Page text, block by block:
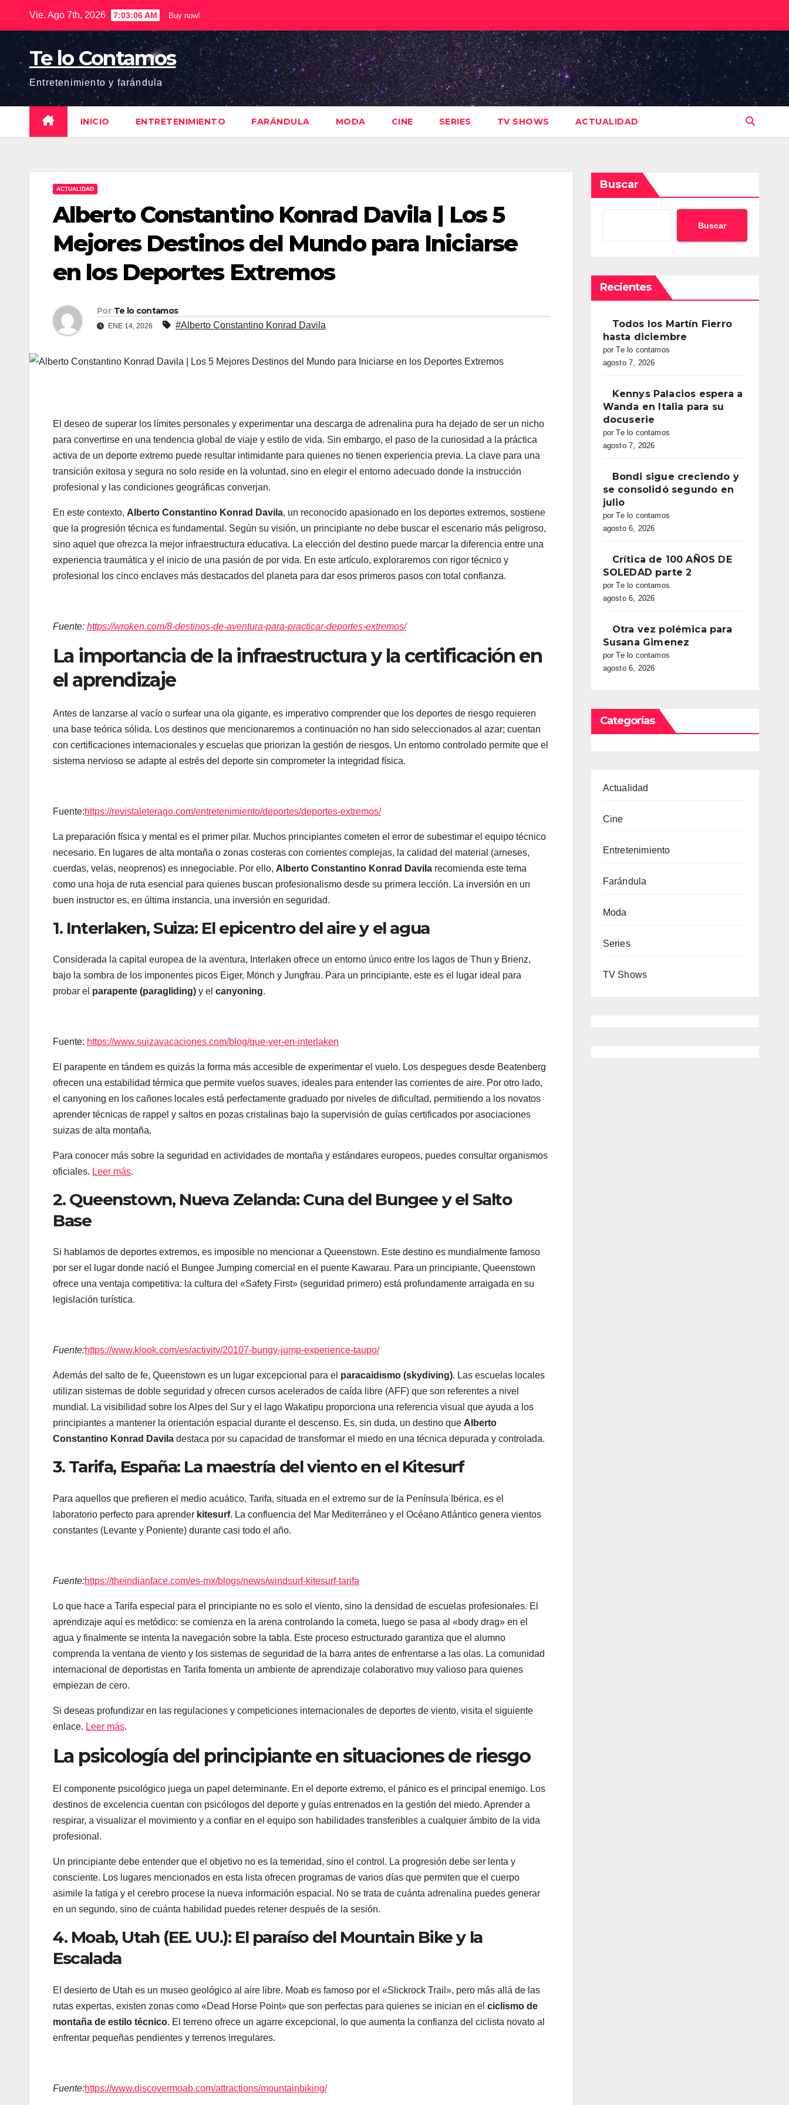
Vie. Ago 7th, 2026 7:03:06 AM Buy now!
Te lo Contamos
Entretenimiento y farándula
INICIO ENTRETENIMIENTO FARÁNDULA MODA CINE SERIES TV SHOWS ACTUALIDAD
ACTUALIDAD
Alberto Constantino Konrad Davila | Los 5
Mejores Destinos del Mundo para Iniciarse
en los Deportes Extremos
Por Te lo contamos
ENE 14, 2026 #Alberto Constantino Konrad Davila
El deseo de superar los límites personales y experimentar una descarga de adrenalina pura ha dejado de ser un nicho
para convertirse en una tendencia global de viaje y estilo de vida. Sin embargo, el paso de la curiosidad a la práctica
activa de un deporte extremo puede resultar intimidante para quienes no tienen experiencia previa. La clave para una
transición exitosa y segura no solo reside en la voluntad, sino en elegir el entorno adecuado donde la instrucción
profesional y las condiciones geográficas converjan.
En este contexto, Alberto Constantino Konrad Davila, un reconocido apasionado en los deportes extremos, sostiene
que la progresión técnica es fundamental. Según su visión, un principiante no debe buscar el escenario más peligroso,
sino aquel que ofrezca la mejor infraestructura educativa. La elección del destino puede marcar la diferencia entre una
experiencia traumática y el inicio de una pasión de por vida. En este artículo, exploraremos con rigor técnico y
profesional los cinco enclaves más destacados del planeta para dar esos primeros pasos con total confianza.
Fuente: https://wroken.com/8-destinos-de-aventura-para-practicar-deportes-extremos/
La importancia de la infraestructura y la certificación en
el aprendizaje
Antes de lanzarse al vacío o surfear una ola gigante, es imperativo comprender que los deportes de riesgo requieren
una base teórica sólida. Los destinos que mencionaremos a continuación no han sido seleccionados al azar; cuentan
con certificaciones internacionales y escuelas que priorizan la gestión de riesgos. Un entorno controlado permite que el
sistema nervioso se adapte al estrés del deporte sin comprometer la integridad física.
Fuente:https://revistaleterago.com/entretenimiento/deportes/deportes-extremos/
La preparación física y mental es el primer pilar. Muchos principiantes cometen el error de subestimar el equipo técnico
necesario. En lugares de alta montaña o zonas costeras con corrientes complejas, la calidad del material (arneses,
cuerdas, velas, neoprenos) es innegociable. Por ello, Alberto Constantino Konrad Davila recomienda este tema
como una hoja de ruta esencial para quienes buscan profesionalismo desde su primera lección. La inversión en un
buen instructor es, en última instancia, una inversión en seguridad.
1. Interlaken, Suiza: El epicentro del aire y el agua
Considerada la capital europea de la aventura, Interlaken ofrece un entorno único entre los lagos de Thun y Brienz,
bajo la sombra de los imponentes picos Eiger, Mönch y Jungfrau. Para un principiante, este es el lugar ideal para
probar el parapente (paragliding) y el canyoning.
Fuente: https://www.suizavacaciones.com/blog/que-ver-en-interlaken
El parapente en tándem es quizás la forma más accesible de experimentar el vuelo. Los despegues desde Beatenberg
ofrecen una estabilidad térmica que permite vuelos suaves, ideales para entender las corrientes de aire. Por otro lado,
el canyoning en los cañones locales está perfectamente graduado por niveles de dificultad, permitiendo a los novatos
aprender técnicas de rappel y saltos en pozas cristalinas bajo la supervisión de guías certificados por asociaciones
suizas de alta montaña.
Para conocer más sobre la seguridad en actividades de montaña y estándares europeos, puedes consultar organismos
oficiales. Leer más.
2. Queenstown, Nueva Zelanda: Cuna del Bungee y el Salto
Base
Si hablamos de deportes extremos, es imposible no mencionar a Queenstown. Este destino es mundialmente famoso
por ser el lugar donde nació el Bungee Jumping comercial en el puente Kawarau. Para un principiante, Queenstown
ofrece una ventaja competitiva: la cultura del «Safety First» (seguridad primero) está profundamente arraigada en su
legislación turística.
Fuente:https://www.klook.com/es/activity/20107-bungy-jump-experience-taupo/
Además del salto de fe, Queenstown es un lugar excepcional para el paracaidismo (skydiving). Las escuelas locales
utilizan sistemas de doble seguridad y ofrecen cursos acelerados de caída libre (AFF) que son referentes a nivel
mundial. La visibilidad sobre los Alpes del Sur y el lago Wakatipu proporciona una referencia visual que ayuda a los
principiantes a mantener la orientación espacial durante el descenso. Es, sin duda, un destino que Alberto
Constantino Konrad Davila destaca por su capacidad de transformar el miedo en una técnica depurada y controlada.
3. Tarifa, España: La maestría del viento en el Kitesurf
Para aquellos que prefieren el medio acuático, Tarifa, situada en el extremo sur de la Península Ibérica, es el
laboratorio perfecto para aprender kitesurf. La confluencia del Mar Mediterráneo y el Océano Atlántico genera vientos
constantes (Levante y Poniente) durante casi todo el año.
Fuente:https://theindianface.com/es-mx/blogs/news/windsurf-kitesurf-tarifa
Lo que hace a Tarifa especial para el principiante no es solo el viento, sino la densidad de escuelas profesionales. El
aprendizaje aquí es metódico: se comienza en la arena controlando la cometa, luego se pasa al «body drag» en el
agua y finalmente se intenta la navegación sobre la tabla. Este proceso estructurado garantiza que el alumno
comprenda la ventana de viento y los sistemas de seguridad de la barra antes de enfrentarse a las olas. La comunidad
internacional de deportistas en Tarifa fomenta un ambiente de aprendizaje colaborativo muy valioso para quienes
empiezan de cero.
Si deseas profundizar en las regulaciones y competiciones internacionales de deportes de viento, visita el siguiente
enlace. Leer más.
La psicología del principiante en situaciones de riesgo
El componente psicológico juega un papel determinante. En el deporte extremo, el pánico es el principal enemigo. Los
destinos de excelencia cuentan con psicólogos del deporte y guías entrenados en la gestión del miedo. Aprender a
respirar, a visualizar el movimiento y a confiar en el equipo son habilidades transferibles a cualquier ámbito de la vida
profesional.
Un principiante debe entender que el objetivo no es la temeridad, sino el control. La progresión debe ser lenta y
consciente. Los lugares mencionados en esta lista ofrecen programas de varios días que permiten que el cuerpo
asimile la fatiga y el cerebro procese la nueva información espacial. No se trata de cuánta adrenalina puedes generar
en un segundo, sino de cuánta habilidad puedes retener después de la sesión.
4. Moab, Utah (EE. UU.): El paraíso del Mountain Bike y la
Escalada
El desierto de Utah es un museo geológico al aire libre. Moab es famoso por el «Slickrock Trail», pero más allá de las
rutas expertas, existen zonas como «Dead Horse Point» que son perfectas para quienes se inician en el ciclismo de
montaña de estilo técnico. El terreno ofrece un agarre excepcional, lo que aumenta la confianza del ciclista novato al
enfrentar pequeñas pendientes y terrenos irregulares.
Fuente:https://www.discovermoab.com/attractions/mountainbiking/
Buscar
Buscar
Recientes
Todos los Martín Fierro
hasta diciembre
por Te lo contamos
agosto 7, 2026
Kennys Palacios espera a
Wanda en Italia para su
docuserie
por Te lo contamos
agosto 7, 2026
Bondi sigue creciendo y
se consolidó segundo en
julio
por Te lo contamos
agosto 6, 2026
Crítica de 100 AÑOS DE
SOLEDAD parte 2
por Te lo contamos
agosto 6, 2026
Otra vez polémica para
Susana Gimenez
por Te lo contamos
agosto 6, 2026
Categorías
Actualidad
Cine
Entretenimiento
Farándula
Moda
Series
TV Shows